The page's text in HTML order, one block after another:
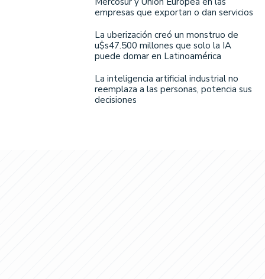
empresas que exportan o dan servicios
La uberización creó un monstruo de
u$s47.500 millones que solo la IA
puede domar en Latinoamérica
La inteligencia artificial industrial no
reemplaza a las personas, potencia sus
decisiones